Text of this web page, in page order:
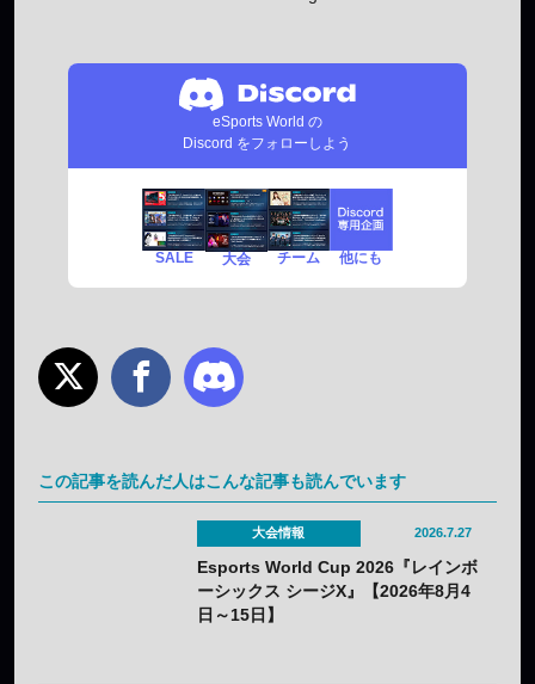
eSports World の
Discord をフォローしよう
SALE 大会 チーム 他にも
この記事を読んだ人はこんな記事も読んでいます
大会情報 2026.7.27
Esports World Cup 2026『レインボ
ーシックス シージX』【2026年8月4
日～15日】